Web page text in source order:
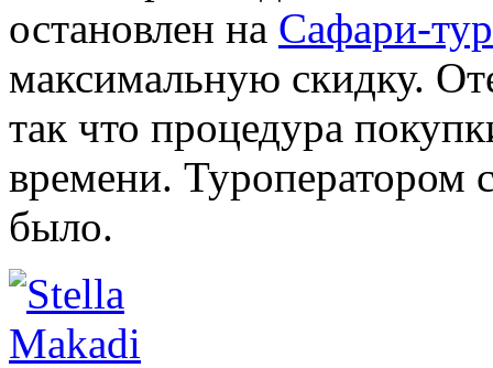
остановлен на Сафари-тур
максимальную скидку.
так что процедура
времени. Туроператором
было.